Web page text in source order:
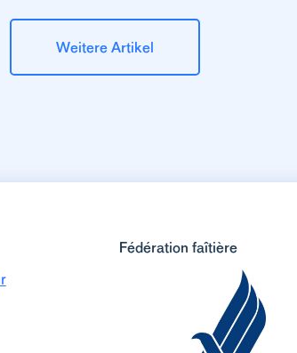
Weitere Artikel
Fédération faîtière